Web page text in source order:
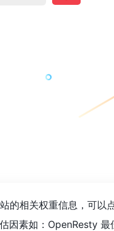
的相关权重信息，可以
因素如：OpenResty